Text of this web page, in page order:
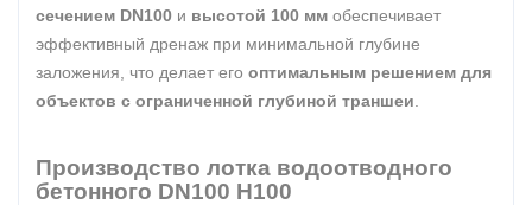
сечением DN100 и высотой 100 мм обеспечивает
эффективный дренаж при минимальной глубине
заложения, что делает его оптимальным решением для
объектов с ограниченной глубиной траншеи
Производство лотка водоотводного
бетонного DN100 H100